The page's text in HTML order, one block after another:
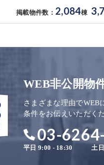
掲載物件数： 2,084棟
WEB非公開物
さまざまな理由でWEB
条件をお伝えいただく
03-
平日 9:00 - 18:30 土日